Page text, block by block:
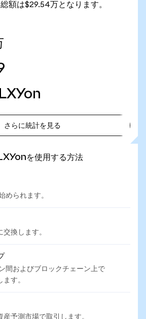
額は$29.54万となります。
さらに統計を見る
を使用する方法
められます。
換します。
間およびブロックチェーン上で
す。
産予測市場で取引します。